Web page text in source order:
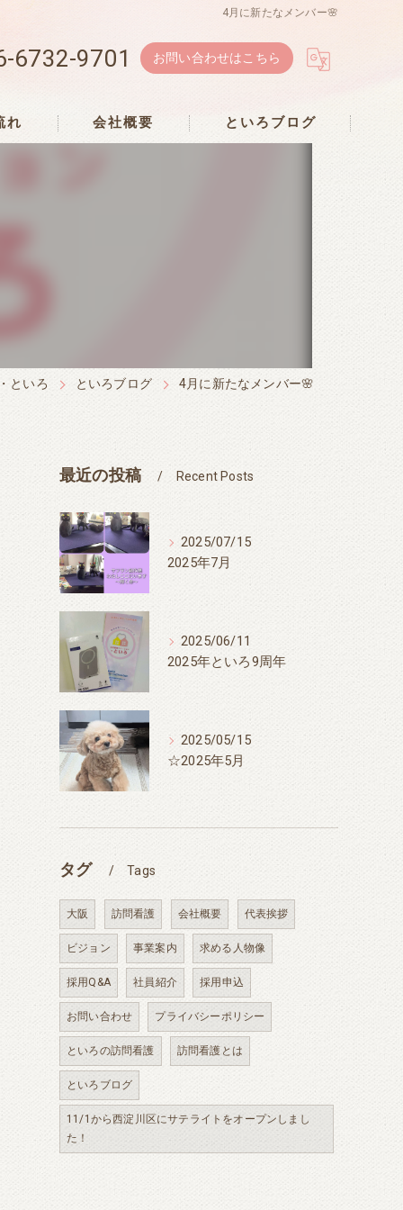
4月に新たなメンバー🌸
6732-9701 お問い合わせはこちら
れ 会社概要 といろブログ
といろ といろブログ 4月に新たなメンバー🌸
最近の投稿 Recent Posts
2025/07/15
2025年7月
2025/06/11
2025年といろ9周年
2025/05/15
☆2025年5月
タグ Tags
大阪 訪問看護 会社概要 代表挨拶
ビジョン 事業案内 求める人物像
採用Q&A 社員紹介 採用申込
お問い合わせ プライバシーポリシー
といろの訪問看護 訪問看護とは
といろブログ
11/1から西淀川区にサテライトをオープンしまし
た！